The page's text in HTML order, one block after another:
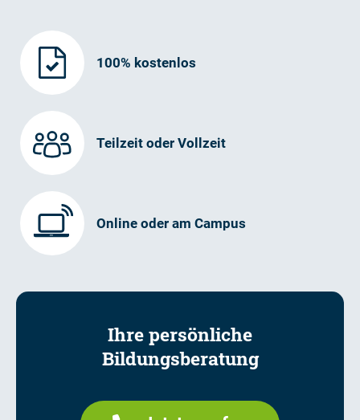
100% kostenlos
Teilzeit oder Vollzeit
Online oder am Campus
Ihre persönliche
Bildungsberatung